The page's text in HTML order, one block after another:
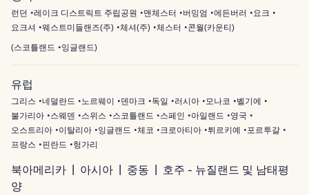
런던 레이크 디스트릭트 주립공원 맨체스터 버밍엄 에든버러
요크
요크셔
웨스트미들랜즈(주) 체셔(주) 체스터
콘월(카운티)
(스코틀랜드 잉글랜드)
유럽
그리스 네덜란드 노르웨이 덴마크 독일 러시아 모나코
벨기에
불가리아
스웨덴 스위스 스코틀랜드 스페인 아일랜드
영국
오스트리아
이탈리아 잉글랜드 체코 크로아티아 튀르키예
포르투갈
프랑스
핀란드 헝가리
북아메리카 아시아 중동
호주 - 뉴질랜드 및 남태평
양